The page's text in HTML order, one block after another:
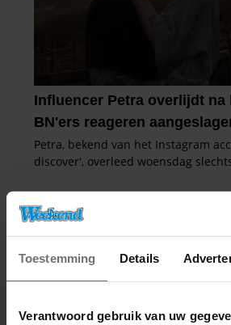
Toestemming Details
Verantwoord gebruik van uw